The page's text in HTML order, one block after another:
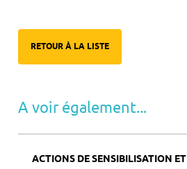
RETOUR À LA LISTE
A voir également...
ACTIONS DE SENSIBILISATION ET